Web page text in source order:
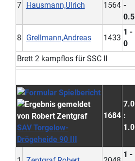
7 Hausmann,Ulrich 1564 -
0.5
8 Grellmann,Andreas 1433
1 -
0
Brett 2 kampflos für SSC II
SAV Torgelow-
Drögeheide 90 III
1684
7.0
:
1.0
1 -